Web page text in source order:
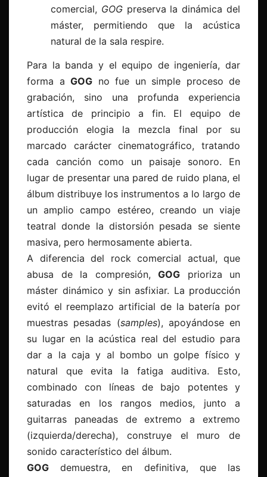
comercial, GOGpreserva la dinámica del
máster, permitiendo que la acústica
natural de la sala respire.
Para la banda y el equipo de ingeniería, dar
forma a GOG no fue un simple proceso de
grabación, sino una profunda experiencia
artística de principio a fin. El equipo de
producción elogia la mezcla final por su
marcado carácter cinematográfico, tratando
cada canción como un paisaje sonoro. En
lugar de presentar una pared de ruido plana, el
álbum distribuye los instrumentos a lo largo de
un amplio campo estéreo, creando un viaje
teatral donde la distorsión pesada se siente
masiva, pero hermosamente abierta.
A diferencia del rock comercial actual, que
abusa de la compresión, GOG prioriza un
máster dinámico y sin asfixiar. La producción
evitó el reemplazo artificial de la batería por
muestras pesadas (samples), apoyándose en
su lugar en la acústica real del estudio para
dar a la caja y al bombo un golpe físico y
natural que evita la fatiga auditiva. Esto,
combinado con líneas de bajo potentes y
saturadas en los rangos medios, junto a
guitarras paneadas de extremo a extremo
(izquierda/derecha), construye el muro de
sonido característico del álbum.
GOG demuestra, en definitiva, que las